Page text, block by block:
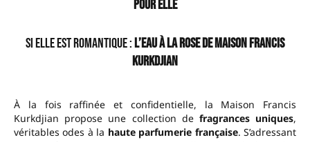
Pour elle
Si elle est romantique :L’eau à la rose de Maison Francis
Kurkdjian
À la fois
raffinée et confidentielle, la Maison Francis
Kurkdjian propose une collection de fragrances uniques,
véritables odes à la haute parfumerie française. S’adressant